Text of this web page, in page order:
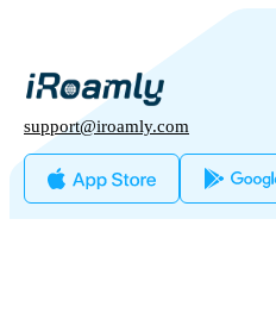
support@iroamly.com